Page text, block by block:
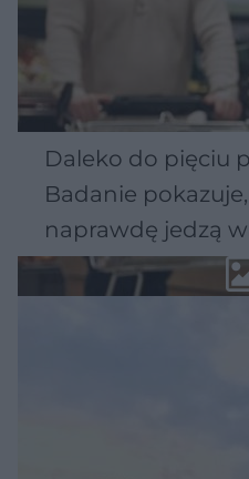
Daleko do pięciu
Badanie
naprawdę jedzą